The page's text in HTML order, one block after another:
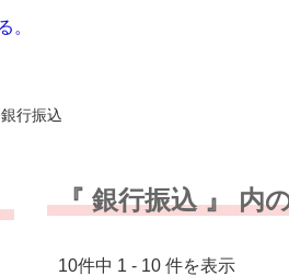
銀行振込
『 銀行振込 』 内
10件中 1 - 10 件を表示